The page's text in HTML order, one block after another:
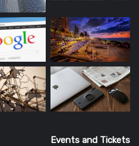
Events and Tickets